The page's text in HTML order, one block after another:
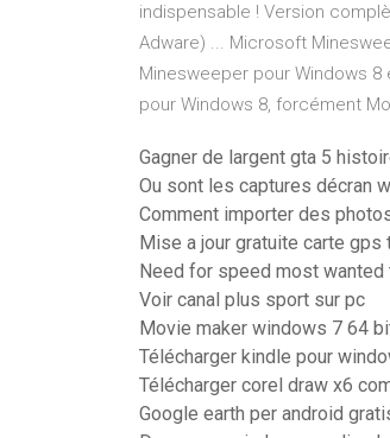
indispensable ! Version
Adware) ... Microsoft
Minesweeper pour Windows
pour Windows 8, forcément
Gagner de largent gta 5
Ou sont les captures décran
Comment importer des
Mise a jour gratuite carte gps
Need for speed most
Voir canal plus sport sur pc
Movie maker windows 7 64
Télécharger kindle pour
Télécharger corel draw x6
Google earth per android